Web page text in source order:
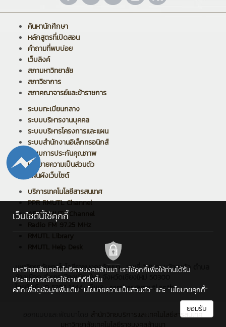
ค้นหานักศึกษา
หลักสูตรที่เปิดสอน
คำถามที่พบบ่อย
เว็บลิงค์
สภามหาวิทยาลัย
สภาวิชาการ
สภาคณาจารย์และข้าราชการ
ระบบทะเบียนกลาง
ระบบบริหารงานบุคคล
ระบบบริหารโครงการและแผน
ระบบสำนักงานอิเล็กทรอนิกส์
ระบบการประกันคุณภาพ
นโยบายความเป็นส่วนตัว
แผนผังเว็บไซต์
บริการเทคโนโลยีสารสนเทศ
PPR RMUTL Channel
ARIT RMUTL Channel
Radio FM 97.25 MHz
มหาวิทยาลัยเทคโนโลยีราชมงคลล้านนา : เลขที่ 128 ถนนห้วยแก้ว ตำบล
ช้างเผือก อำเภอเมืองเชียงใหม่ จังหวัดเชียงใหม่ 50300
โทรศัพท์ : 0 5392 1444 , อีเมล : saraban@rmutl.ac.th
เว็บไซต์นี้ใช้คุกกี้
มหาวิทยาลัยเทคโนโลยีราชมงคลล้านนา เราใช้คุกกี้เพื่อให้ท่านได้รับ
ประสบการณ์การใช้งานที่ดียิ่งขึ้น
คลิกเพื่อดูข้อมูลเพิ่มเติม "นโยบายความเป็นส่วนตัว" และ "นโยบายคุกกี้"
ยอมรับ
สำนักวิทยบริการและเทคโนโลยีสารสนเทศ